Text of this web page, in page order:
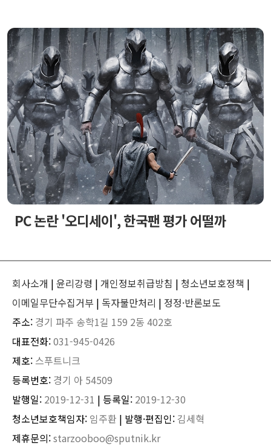
PC 논란 '오디세이', 한국팬 평가 어떨까
회사소개 | 윤리강령 | 개인정보취급방침 | 청소년보호정책 |
이메일무단수집거부 | 독자불만처리 | 정정·반론보도
주소: 경기 파주 송학1길 159 2동 402호
대표전화:031-945-0426
제호: 스푸트니크
등록번호: 경기 아 54509
발행일: 2019-12-31 | 등록일: 2019-12-30
청소년보호책임자: 임주환 | 발행·편집인: 김세혁
제휴문의:starzooboo@sputnik.kr